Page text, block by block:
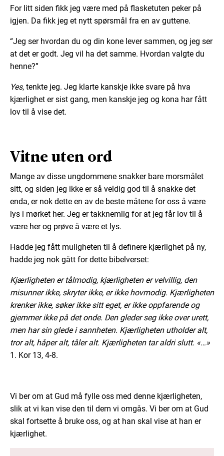
For litt siden fikk jeg være med på flasketuten peker på
igjen. Da fikk jeg et nytt spørsmål fra en av guttene.
“Jeg ser hvordan du og din kone lever sammen, og jeg ser
at det er godt. Jeg vil ha det samme. Hvordan valgte du
henne?”
Yes, tenkte jeg. Jeg klarte kanskje ikke svare på hva
kjærlighet er sist gang, men kanskje jeg og kona har fått
lov til å vise det.
Vitne uten ord
Mange av disse ungdommene snakker bare morsmålet
sitt, og siden jeg ikke er så veldig god til å snakke det
enda, er nok dette en av de beste måtene for oss å være
lys i mørket her. Jeg er takknemlig for at jeg får lov til å
være her og prøve å være et lys.
Hadde jeg fått muligheten til å definere kjærlighet på ny,
hadde jeg nok gått for dette bibelverset:
Kjærligheten er tålmodig, kjærligheten er velvillig, den
misunner ikke, skryter ikke, er ikke hovmodig. Kjærligheten
krenker ikke, søker ikke sitt eget, er ikke oppfarende og
gjemmer ikke på det onde. Den gleder seg ikke over urett,
men har sin glede i sannheten. Kjærligheten utholder alt,
tror alt, håper alt, tåler alt. Kjærligheten tar aldri slutt. «…»
1. Kor 13, 4-8.
Vi ber om at Gud må fylle oss med denne kjærligheten,
slik at vi kan vise den til dem vi omgås. Vi ber om at Gud
skal fortsette å bruke oss, og at han skal vise at han er
kjærlighet.